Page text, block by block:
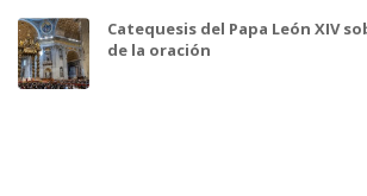
Catequesis del Papa León XIV
de la oración